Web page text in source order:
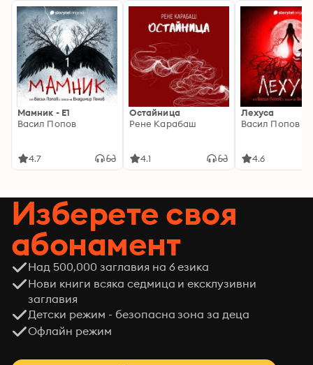
Мамник - E1
Васил Попов
4.7
Остайница
Рене Карабаш
4.1
Лехуса
Васил Попов
4.6
Изберете своя
абонамент
Над 500,000 заглавия на 6 езика
Нови книги всяка седмица и ексклузивни
заглавия
Детски режим - безопасна зона за деца
Офлайн режим